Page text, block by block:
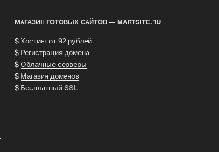
МАГАЗИН ГОТОВЫХ САЙТОВ — MARTSITE.RU
$ Хостинг от 92 рублей
$ Регистрация домена
$Облачные серверы
$ Магазин доменов
$ Бесплатный SSL
.